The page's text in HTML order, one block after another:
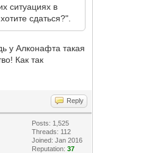
ситуациях в
сдаться?".
у Алконафта такая
Как так
Reply
Posts: 1,525
Threads: 112
Joined: Jan 2016
Reputation:37